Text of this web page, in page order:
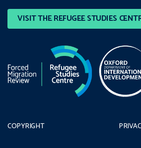
VISIT THE REFUGEE STUDIES
COPYRIGHT